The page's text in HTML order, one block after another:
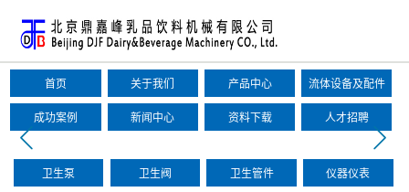
首页 关于我们 产品中心 流体设备及配件
成功案例 新闻中心 资料下载 人才招聘
卫生泵 卫生阀 卫生管件 仪器仪表